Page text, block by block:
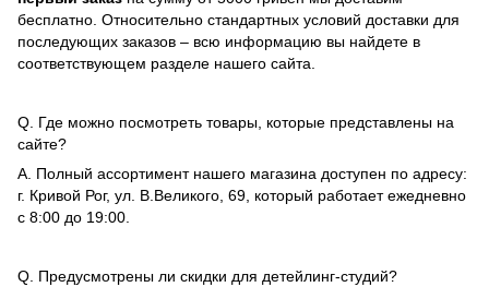
бесплатно. Относительно стандартных условий доставки для
последующих заказов – всю информацию вы найдете в
соответствующем разделе нашего сайта.
Q. Где можно посмотреть товары, которые представлены на
сайте?
A. Полный ассортимент нашего магазина доступен по адресу:
г. Кривой Рог, ул. В.Великого, 69, который работает ежедневно
с 8:00 до 19:00.
Q. Предусмотрены ли скидки для детейлинг-студий?